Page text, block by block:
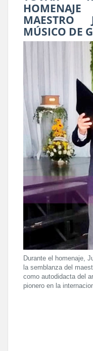
MÚSICO DE
Durante el homenaje,
la semblanza del
como autodidacta del
pionero en la